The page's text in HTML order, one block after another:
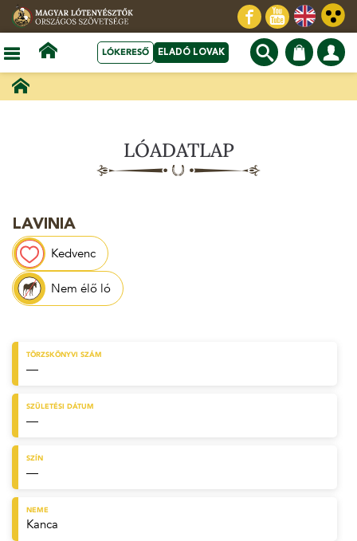
LÓKERESŐ ELADÓ LOVAK
LÓADATLAP
LAVINIA
Kedvenc
Nem élő ló
TÖRZSKÖNYVI SZÁM
—
SZÜLETÉSI DÁTUM
—
SZÍN
—
NEME
Kanca